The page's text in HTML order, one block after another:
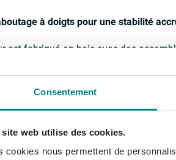
Consentement
site web utilise des cookies.
cookies nous permettent de
à doigts pour une stabilité
est fabriqué en bois avec des
et une longue durée de
reliées entre elles, le travail du
quotidienne dans la salle
base pour des vasques lourdes et
Combiné à la finition
que vous êtes en droit d’attendre